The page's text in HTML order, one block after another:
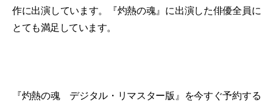
作に出演しています。『灼熱の魂』に出演した俳優全員に
とても満足しています。
『灼熱の魂 デジタル・リマスター版』を今すぐ予約する